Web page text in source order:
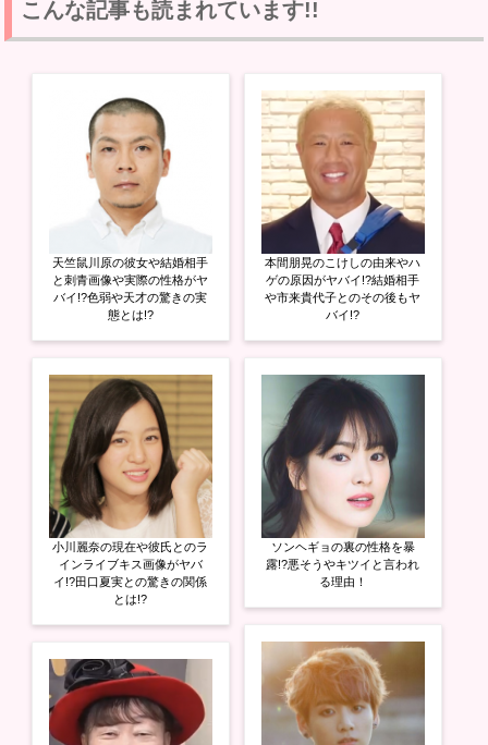
て
T
i
ウ
で
開
き
ま
o
o
で
る
に
ク
リ
ッ
ク
し
て
く
だ
い
(
新
し
い
ウ
ン
ウ
で
き
ま
す
)
て
G
o
で
共
有
(
新
し
い
ウ
ィ
ウ
で
開
き
ま
こんな記事も読まれています!!
天竺鼠川原の彼女や結婚相手
と刺青画像や実際の性格がヤ
バイ!?色弱や天才の驚きの実
態とは!?
小川麗奈の現在や彼氏とのラ
インライブキス画像がヤバ
イ!?田口夏実との驚きの関係
とは!?
本間朋晃のこけしの由来やハ
ゲの原因がヤバイ!?結婚相手
や市来貴代子とのその後もヤ
バイ!?
ソンヘギョの裏の性格を暴
露!?悪そうやキツイと言われ
る理由！